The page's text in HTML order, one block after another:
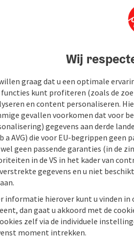
tot
06.08.2026, 11:00
07.08.2026, 11:00
09.08.2026, 11:00
10.08.2026, 11:00
Wij
graag dat u een optimale
kunt profiteren (zoals de
en content personaliseren.
gevallen voorkomen dat voor
gegevens aan derde
a AVG) die voor EU-begrippen geen
geen passende garanties (in de
in de VS in het kader van
gegevens en u niet
informatie hierover kunt u vinden
dan gaat u akkoord met de
zelf via de individuele
moment intrekken.